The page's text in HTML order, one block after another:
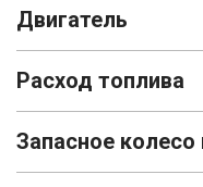
Двигатель
Расход топлива
Запасное